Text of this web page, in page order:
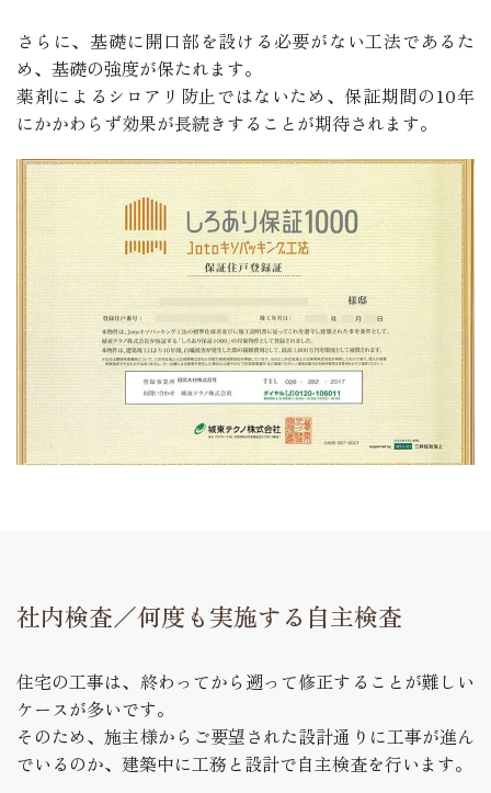
さらに、基礎に開口部を設ける必要がない工法であるた
め、基礎の強度が保たれます。
薬剤によるシロアリ防止ではないため、保証期間の10年
にかかわらず効果が長続きすることが期待されます。
社内検査／何度も実施する自主検査
住宅の工事は、終わってから遡って修正することが難しい
ケースが多いです。
そのため、施主様からご要望された設計通りに工事が進ん
でいるのか、建築中に工務と設計で自主検査を行います。